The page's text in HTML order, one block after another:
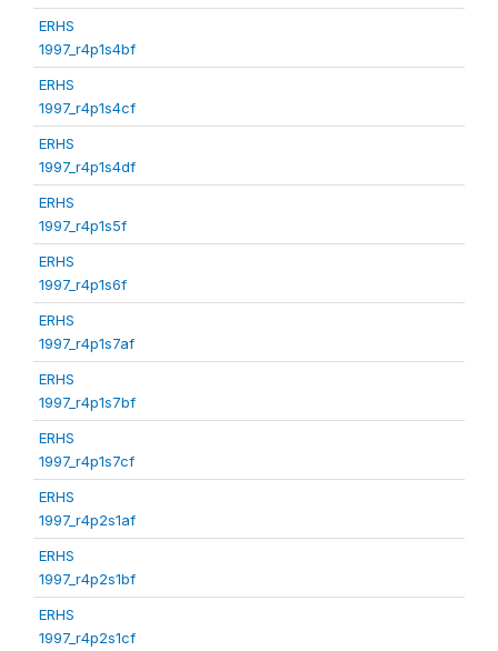
ERHS
1997_r4p1s4bf
ERHS
1997_r4p1s4cf
ERHS
1997_r4p1s4df
ERHS
1997_r4p1s5f
ERHS
1997_r4p1s6f
ERHS
1997_r4p1s7af
ERHS
1997_r4p1s7bf
ERHS
1997_r4p1s7cf
ERHS
1997_r4p2s1af
ERHS
1997_r4p2s1bf
ERHS
1997_r4p2s1cf